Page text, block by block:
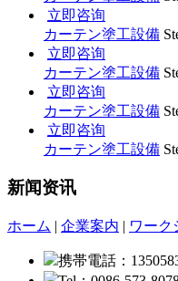
立即咨询
カーテン塗工設備
立即咨询
カーテン塗工設備
立即咨询
カーテン塗工設備
立即咨询
カーテン塗工設備
新闻资讯
ホーム | 企業案内 | ワーク
携帯電話：